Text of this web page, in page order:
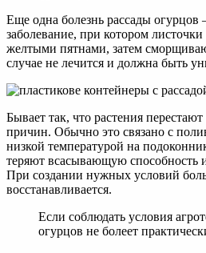
Еще одна болезнь рассады
заболевание, при котором
желтыми пятнами, затем
случае не лечится и должна быть
Бывает так, что растения
причин. Обычно это связано с
низкой температурой на
теряют всасывающую способность
При создании нужных условий
восстанавливается.
Если соблюдать условия
огурцов не болеет